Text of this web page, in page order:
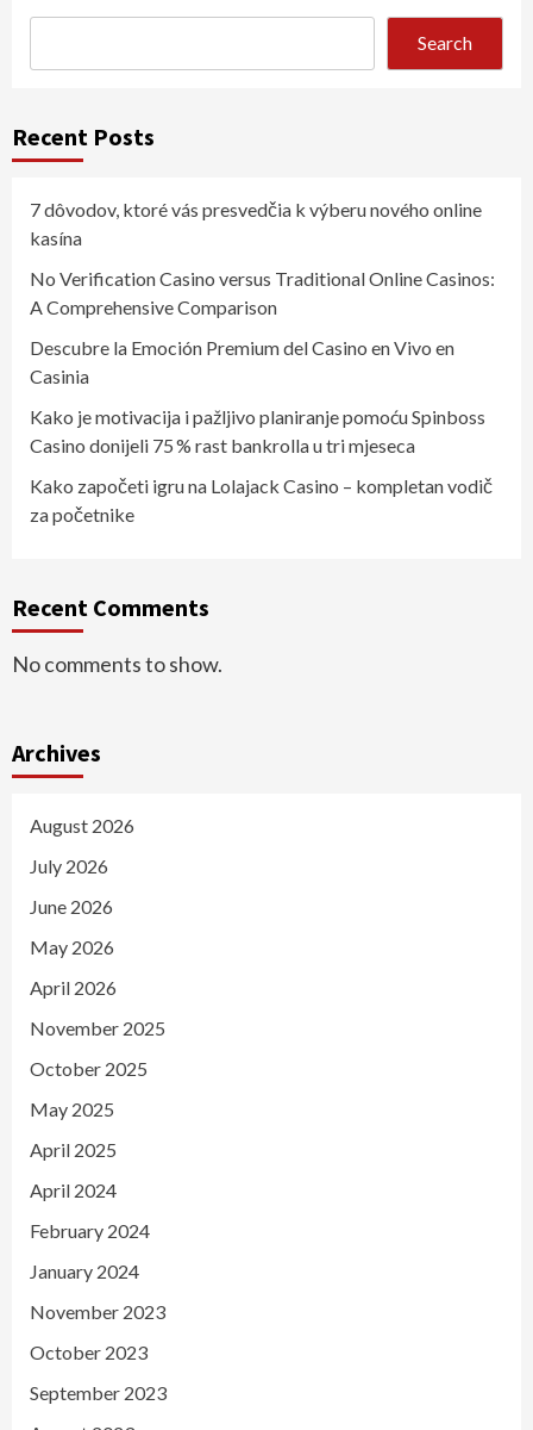
Search
Recent Posts
7 dôvodov, ktoré vás presvedčia k výberu nového online
kasína
No Verification Casino versus Traditional Online Casinos:
A Comprehensive Comparison
Descubre la Emoción Premium del Casino en Vivo en
Casinia
Kako je motivacija i pažljivo planiranje pomoću Spinboss
Casino donijeli 75 % rast bankrolla u tri mjeseca
Kako započeti igru na Lolajack Casino – kompletan vodič
za početnike
Recent Comments
No comments to show.
Archives
August 2026
July 2026
June 2026
May 2026
April 2026
November 2025
October 2025
May 2025
April 2025
April 2024
February 2024
January 2024
November 2023
October 2023
September 2023